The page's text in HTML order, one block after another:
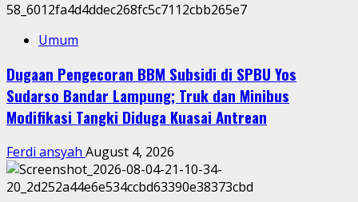
Umum
Dugaan Pengecoran BBM Subsidi di SPBU Yos
Sudarso Bandar Lampung; Truk dan Minibus
Modifikasi Tangki Diduga Kuasai Antrean
Ferdi ansyah August 4, 2026